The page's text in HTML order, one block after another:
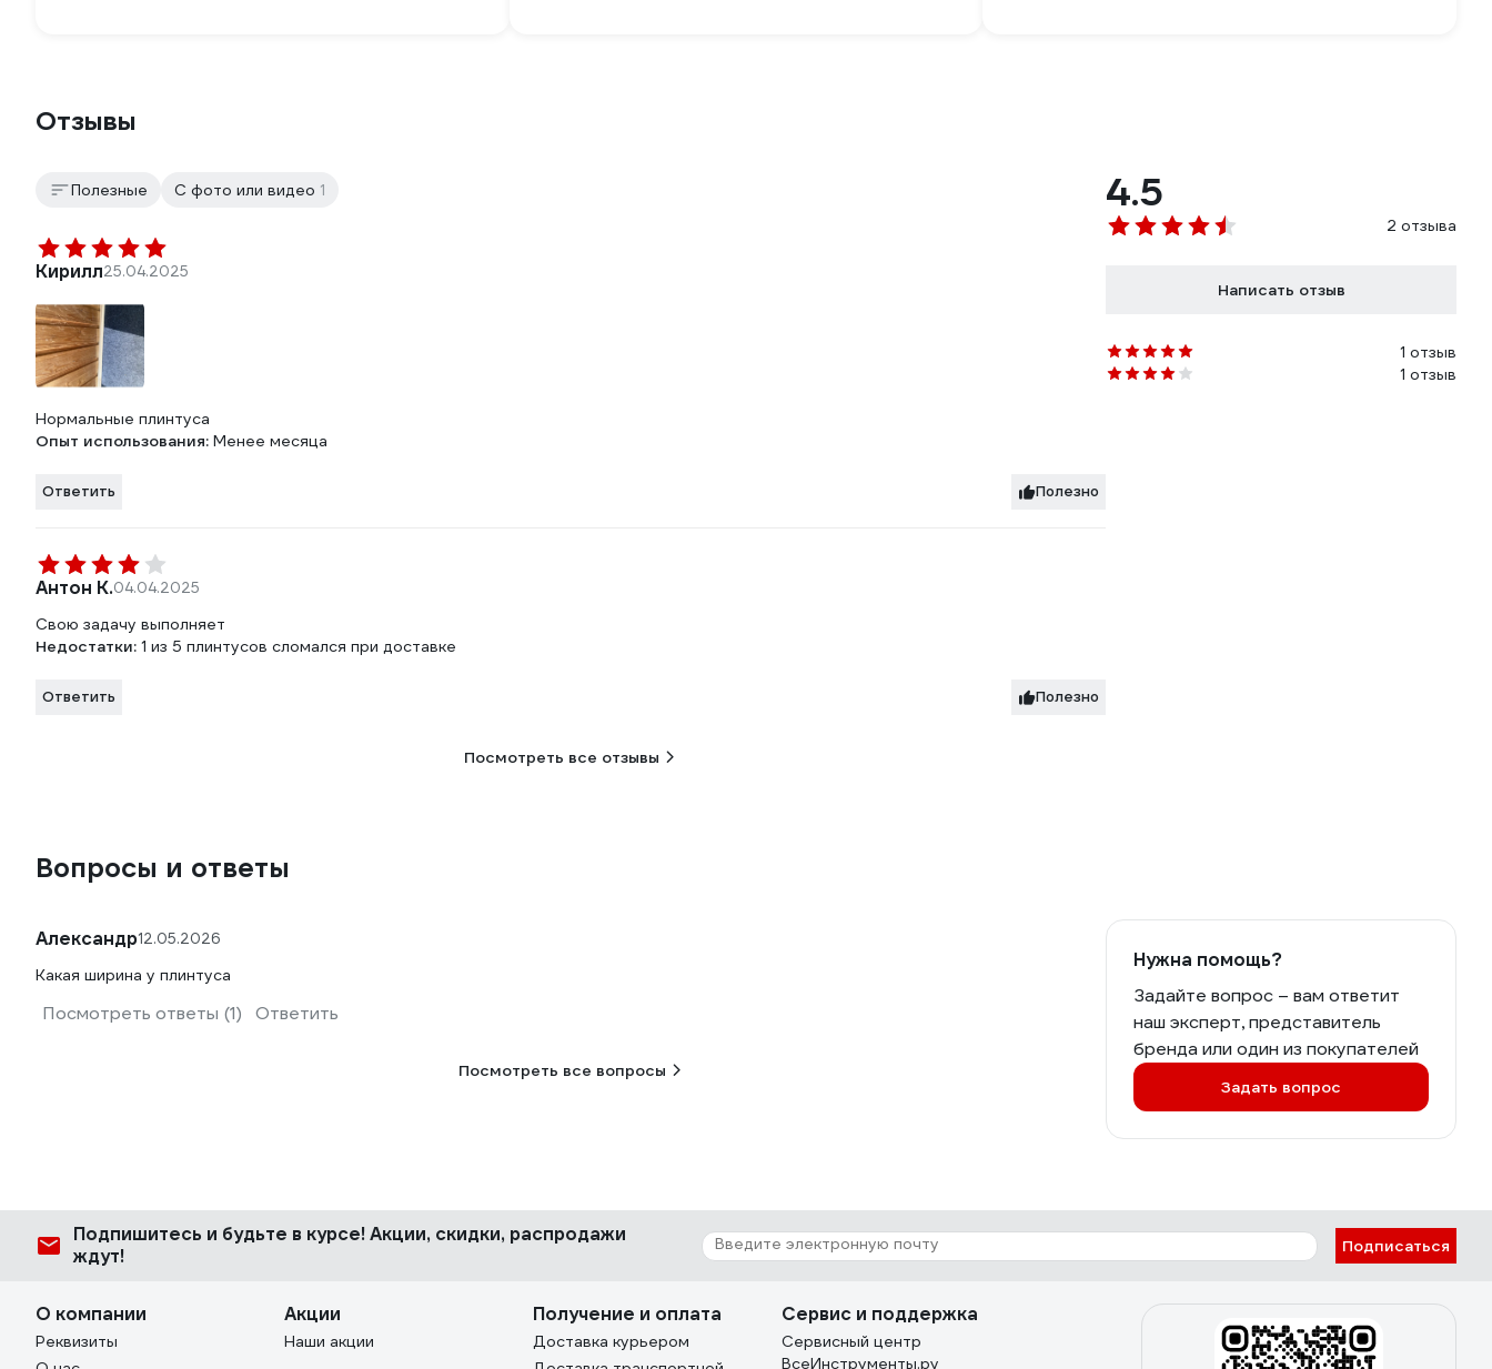
Отзывы
4.5
2 отзыва
Написать отзыв
1 отзыв
1 отзыв
Полезные С фото или видео 1
Кирилл25.04.2025
Нормальные плинтуса
Опыт использования: Менее месяца
Ответить Полезно
Антон К.04.04.2025
Свою задачу выполняет
Недостатки: 1 из 5 плинтусов сломался при доставке
Ответить Полезно
Посмотреть все отзывы
Вопросы и ответы
Нужна помощь?
Задайте вопрос – вам ответит
наш эксперт, представитель
бренда или один из покупателей
Задать вопрос
Александр12.05.2026
Какая ширина у плинтуса
Посмотреть ответы (1) Ответить
Посмотреть все вопросы
Подпишитесь и будьте в курсе! Акции, скидки, распродажи
ждут!
Подписаться
О компании
Реквизиты
Акции
Наши акции
Получение и оплата
Доставка курьером
Сервис и поддержка
Сервисный центр
ВсеИнструменты.ру